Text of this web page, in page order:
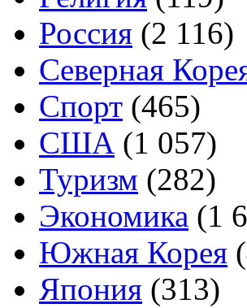
Россия (2 116)
Северная
Спорт (465)
США (1 057)
Туризм (282)
Экономика (1
Южная Корея
Япония (313)